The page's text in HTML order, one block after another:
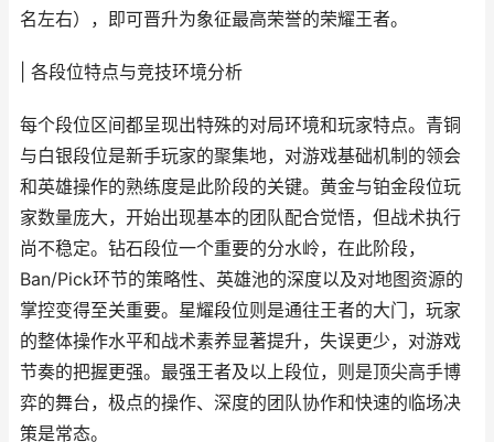
名左右），即可晋升为象征最高荣誉的荣耀王者。
| 各段位特点与竞技环境分析
每个段位区间都呈现出特殊的对局环境和玩家特点。青铜
与白银段位是新手玩家的聚集地，对游戏基础机制的领会
和英雄操作的熟练度是此阶段的关键。黄金与铂金段位玩
家数量庞大，开始出现基本的团队配合觉悟，但战术执行
尚不稳定。钻石段位一个重要的分水岭，在此阶段，
Ban/Pick环节的策略性、英雄池的深度以及对地图资源的
掌控变得至关重要。星耀段位则是通往王者的大门，玩家
的整体操作水平和战术素养显著提升，失误更少，对游戏
节奏的把握更强。最强王者及以上段位，则是顶尖高手博
弈的舞台，极点的操作、深度的团队协作和快速的临场决
策是常态。